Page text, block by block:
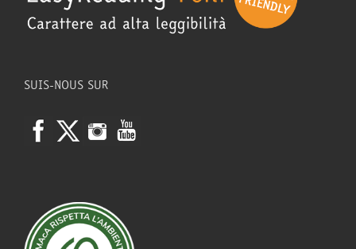
SUIS-NOUS SUR